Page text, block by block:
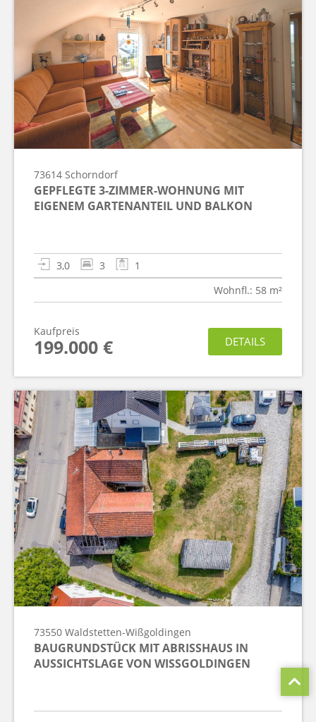
73614 Schorndorf
GEPFLEGTE 3-ZIMMER-WOHNUNG MIT
EIGENEM GARTENANTEIL UND BALKON
3,0 3
1
Wohnfl.: 58 m²
Kaufpreis
199.000 € DETAILS
73550 Waldstetten-Wißgoldingen
BAUGRUNDSTÜCK MIT ABRISSHAUS IN
AUSSICHTSLAGE VON WISSGOLDINGEN